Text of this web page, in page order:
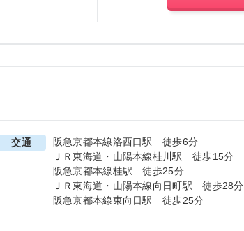
交通
阪急京都本線洛西口駅 徒歩6分
ＪＲ東海道・山陽本線桂川駅 徒歩15分
阪急京都本線桂駅 徒歩25分
ＪＲ東海道・山陽本線向日町駅 徒歩28分
阪急京都本線東向日駅 徒歩25分